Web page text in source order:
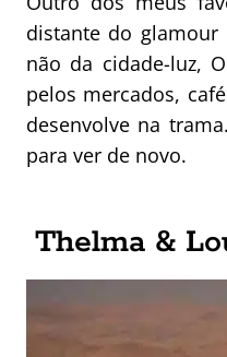
distante do glamour
não da cidade-luz,
pelos mercados,
desenvolve na
para ver de novo.
Thelma &